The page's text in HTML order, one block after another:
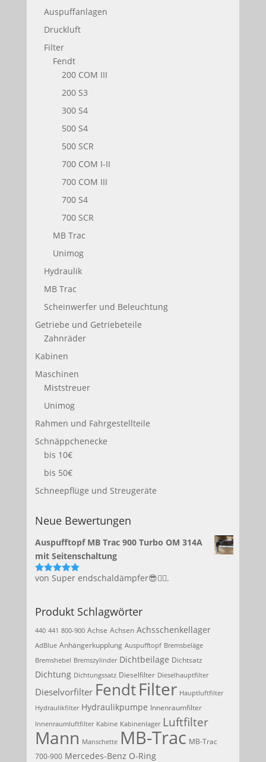
Auspuffanlagen
Druckluft
Filter
Fendt
200 COM III
200 S3
300 S4
500 S4
500 SCR
700 COM I-II
700 COM III
700 S4
700 SCR
MB Trac
Unimog
Hydraulik
MB Trac
Scheinwerfer und Beleuchtung
Getriebe und Getriebeteile
Zahnräder
Kabinen
Maschinen
Miststreuer
Unimog
Rahmen und Fahrgestellteile
Schnäppchenecke
bis 10€
bis 50€
Schneepflüge und Streugeräte
Neue Bewertungen
Auspufftopf MB Trac 900 Turbo OM 314A
mit Seitenschaltung
Bewertet
von Super endschaldämpfer😎👍🏻.
Produkt Schlagwörter
440 441 800-900 Achse Achsen Achsschenkellager
AdBlue Anhängerkupplung Auspufftopf Bremsbeläge
Bremshebel Bremszylinder Dichtbeilage Dichtsatz
Dichtung Dichtungssatz Dieselfilter Dieselhauptfilter
Dieselvorfilter FendtFilter Hauptluftfilter
Hydraulikfilter Hydraulikpumpe Innenraumfilter
Innenraumluftfilter Kabine Kabinenlager Luftfilter
Mann Manschette MB-Trac MB-Trac
700-900 Mercedes-Benz O-Ring